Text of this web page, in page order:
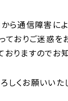
ら通信障害に
おりご迷惑を
りますのでお知
くお願いいた